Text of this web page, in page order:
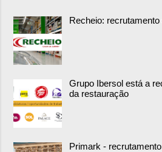
Recheio:
Grupo Ibersol está a
da restauração
Primark -